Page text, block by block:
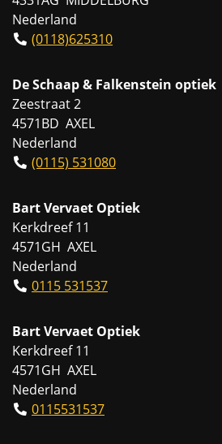
Nederland
(0118)625310
De Schaap & Falkenstein optiek
Zeestraat 2
4571BD AXEL
Nederland
(0115) 531080
Bart Vervaet Optiek
Kerkdreef 11
4571GH AXEL
Nederland
0115 531537
Bart Vervaet Optiek
Kerkdreef 11
4571GH AXEL
Nederland
0115531537